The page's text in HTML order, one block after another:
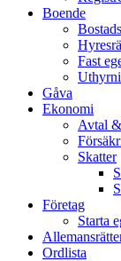
Boende
Fast
Gåva
Ekonomi
Avtal
Skatter
Företag
Starta
Ordlista